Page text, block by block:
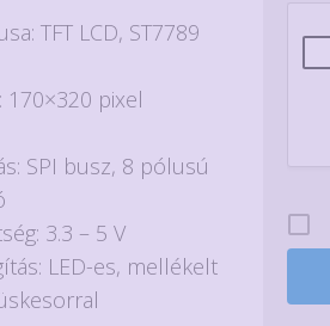
is:TFT LCD, ST7789
170×320 pixel
SPI busz, 8 pólusú
3.3 – 5 V
LED-es, mellékelt